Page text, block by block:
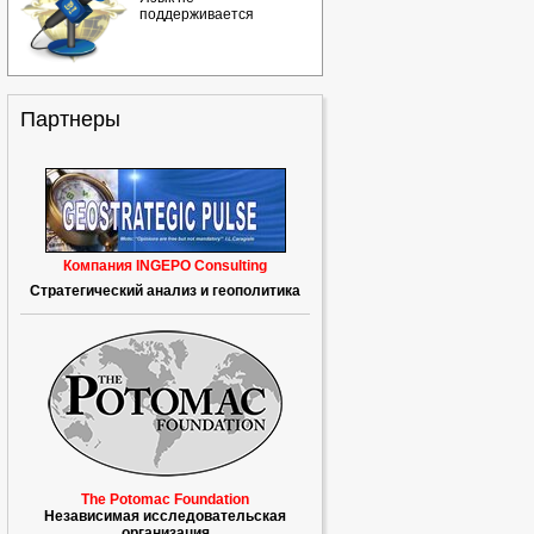
поддерживается
Партнеры
Компания INGEPO Consulting
Стратегический анализ и геополитика
The Potomac Foundation
Независимая исследовательская